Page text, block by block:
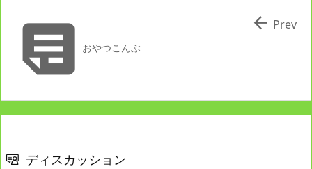
おやつこんぶ
 Prev
ディスカッション